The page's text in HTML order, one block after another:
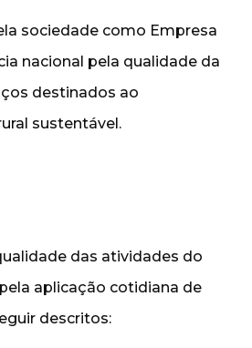
sociedade como Empresa
nacional pela qualidade da
destinados ao
sustentável.
das atividades do
aplicação cotidiana de
descritos: